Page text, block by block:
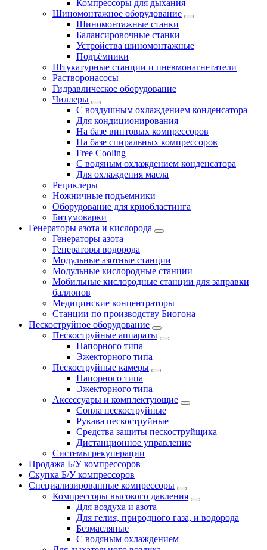
Компрессоры для дыхания
Шиномонтажное оборудование
Шиномонтажные станки
Балансировочные станки
Устройства шиномонтажные
Подъёмники
Штукатурные станции и пневмонагнетатели
Растворонасосы
Гидравлическое оборудование
Чиллеры
С воздушным охлаждением конденсатора
Для кондиционирования
На базе винтовых компрессоров
На базе спиральных компрессоров
Free Cooling
С водяным охлаждением конденсатора
Для охлаждения масла
Рециклеры
Ножничные подъемники
Оборудование для криобластинга
Битумоварки
Генераторы азота и кислорода
Генераторы азота
Генераторы водорода
Модульные азотные станции
Модульные кислородные станции
Мобильные кислородные станции для заправки
баллонов
Медицинские концентраторы
Станции по производству Биогона
Пескоструйное оборудование
Пескоструйные аппараты
Напорного типа
Эжекторного типа
Пескоструйные камеры
Напорного типа
Эжекторного типа
Аксессуары и комплектующие
Сопла пескоструйные
Рукава пескоструйные
Средства защиты пескоструйщика
Дистанционное управление
Системы рекуперации
Продажа Б/У компрессоров
Скупка Б/У компрессоров
Специализированные компрессоры
Компрессоры высокого давления
Для воздуха и азота
Для гелия, природного газа, и водорода
Безмасляные
С водяным охлаждением